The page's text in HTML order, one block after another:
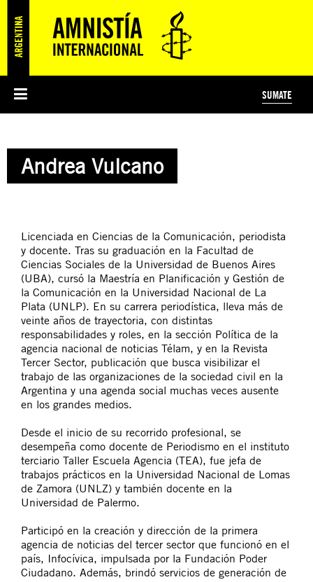
PREGUNTAS FRECUENTES
ÁREAS TEMÁTICAS
JUSTICIA INTERNACIONAL
SUSCRIBITE
SUMATE
PREGUNTAS FRECUENTES
Andrea Vulcano
Licenciada en Ciencias de la Comunicación, periodista
y docente. Tras su graduación en la Facultad de
Ciencias Sociales de la Universidad de Buenos Aires
(UBA), cursó la Maestría en Planificación y Gestión de
la Comunicación en la Universidad Nacional de La
Plata (UNLP). En su carrera periodística, lleva más de
veinte años de trayectoria, con distintas
responsabilidades y roles, en la sección Política de la
agencia nacional de noticias Télam, y en la Revista
Tercer Sector, publicación que busca visibilizar el
trabajo de las organizaciones de la sociedad civil en la
Argentina y una agenda social muchas veces ausente
en los grandes medios.
Desde el inicio de su recorrido profesional, se
desempeña como docente de Periodismo en el instituto
terciario Taller Escuela Agencia (TEA), fue jefa de
trabajos prácticos en la Universidad Nacional de Lomas
de Zamora (UNLZ) y también docente en la
Universidad de Palermo.
Participó en la creación y dirección de la primera
agencia de noticias del tercer sector que funcionó en el
país, Infocívica, impulsada por la Fundación Poder
Ciudadano. Además, brindó servicios de generación de